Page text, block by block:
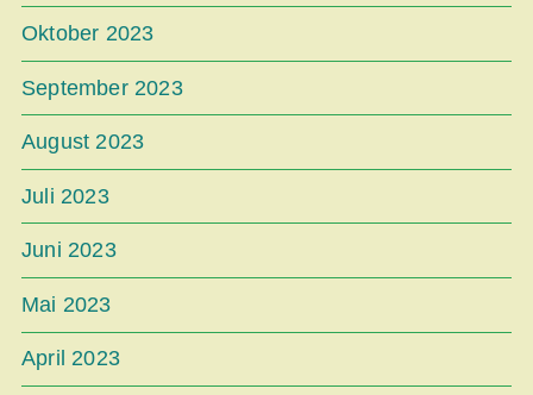
Oktober 2023
September 2023
August 2023
Juli 2023
Juni 2023
Mai 2023
April 2023